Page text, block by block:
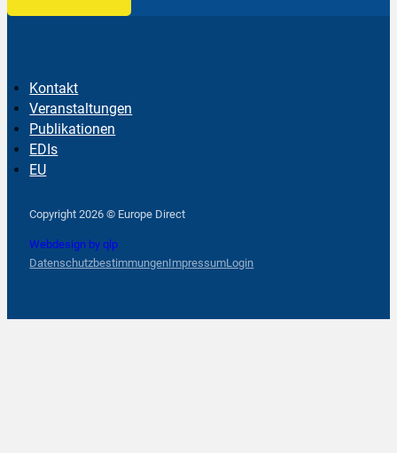
Kontakt
Veranstaltungen
Publikationen
EDIs
EU
Copyright 2026 © Europe Direct
Webdesign by qlp
DatenschutzbestimmungenImpressumLogin